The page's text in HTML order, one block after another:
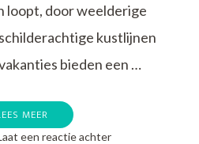
loopt, door weelderige
kustlijnen
bieden een …
MEER
een reactie achterop